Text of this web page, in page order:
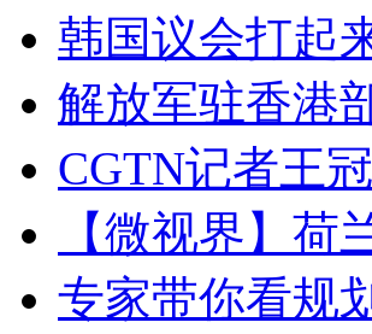
韩国议会打起
解放军驻香港
CGTN记者王
【微视界】荷
专家带你看规